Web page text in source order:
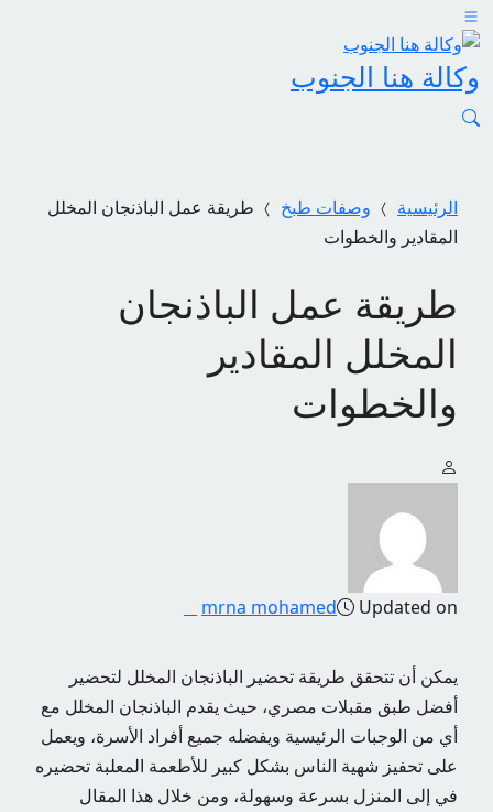
وكالة هنا الجنوب
الرئيسية وصفات طبخ
طريقة عمل الباذنجان المخلل
المقادير والخطوات
طريقة عمل الباذنجان
المخلل المقادير
والخطوات
mrna mohamed Updated on
يمكن أن تتحقق طريقة تحضير الباذنجان المخلل لتحضير
أفضل طبق مقبلات مصري، حيث يقدم الباذنجان المخلل مع
أي من الوجبات الرئيسية ويفضله جميع أفراد الأسرة، ويعمل
على تحفيز شهية الناس بشكل كبير للأطعمة المعلبة تحضيره
في إلى المنزل بسرعة وسهولة، ومن خلال هذا المقال